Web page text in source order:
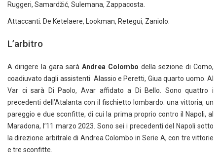
Ruggeri, Samardžić, Sulemana, Zappacosta.
Attaccanti: De Ketelaere, Lookman, Retegui, Zaniolo.
L’arbitro
A dirigere la gara sarà Andrea Colombo della sezione di Como,
coadiuvato dagli assistenti Alassio e Peretti, Giua quarto uomo. Al
Var ci sarà Di Paolo, Avar affidato a Di Bello. Sono quattro i
precedenti dell’Atalanta con il fischietto lombardo: una vittoria, un
pareggio e due sconfitte, di cui la prima proprio contro il Napoli, al
Maradona, l’11 marzo 2023. Sono sei i precedenti del Napoli sotto
la direzione arbitrale di Andrea Colombo in Serie A, con tre vittorie
e tre sconfitte.